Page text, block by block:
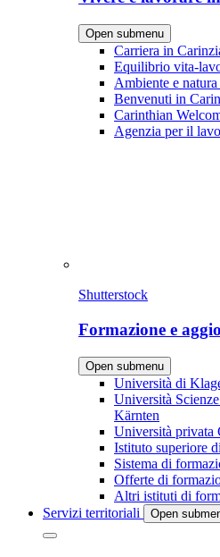
Open submenu
Carriera in
Equilibrio vita-
Ambiente e
Benvenuti in
Carinthian
Agenzia per il
Shutterstock
Formazione e
Open submenu
Università di
Università
Kärnten
Università privata
Istituto superiore
Sistema di
Offerte di
Altri istituti di
Servizi territoriali
Open